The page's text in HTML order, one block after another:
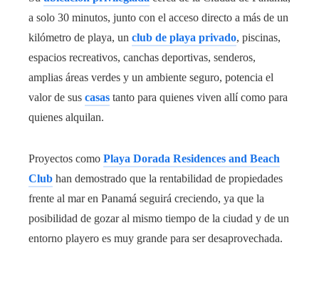
a solo 30 minutos, junto con el acceso directo a más de un
kilómetro de playa, un club de playa privado, piscinas,
espacios recreativos, canchas deportivas, senderos,
amplias áreas verdes y un ambiente seguro, potencia el
valor de sus casas tanto para quienes viven allí como para
quienes alquilan.
Proyectos como Playa Dorada Residences and Beach
Club han demostrado que la rentabilidad de propiedades
frente al mar en Panamá seguirá creciendo, ya que la
posibilidad de gozar al mismo tiempo de la ciudad y de un
entorno playero es muy grande para ser desaprovechada.